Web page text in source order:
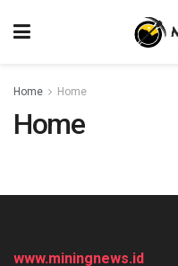
Home Home
Home
www.miningnews.id